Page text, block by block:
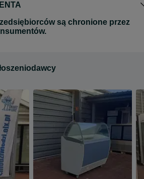
są chronione przez